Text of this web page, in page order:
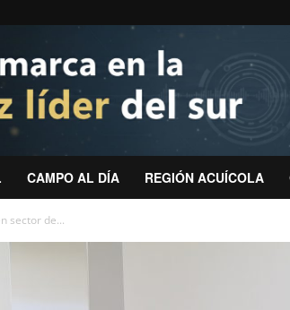
CAMPO AL DÍA REGIÓN ACUÍCOLA
sector de...